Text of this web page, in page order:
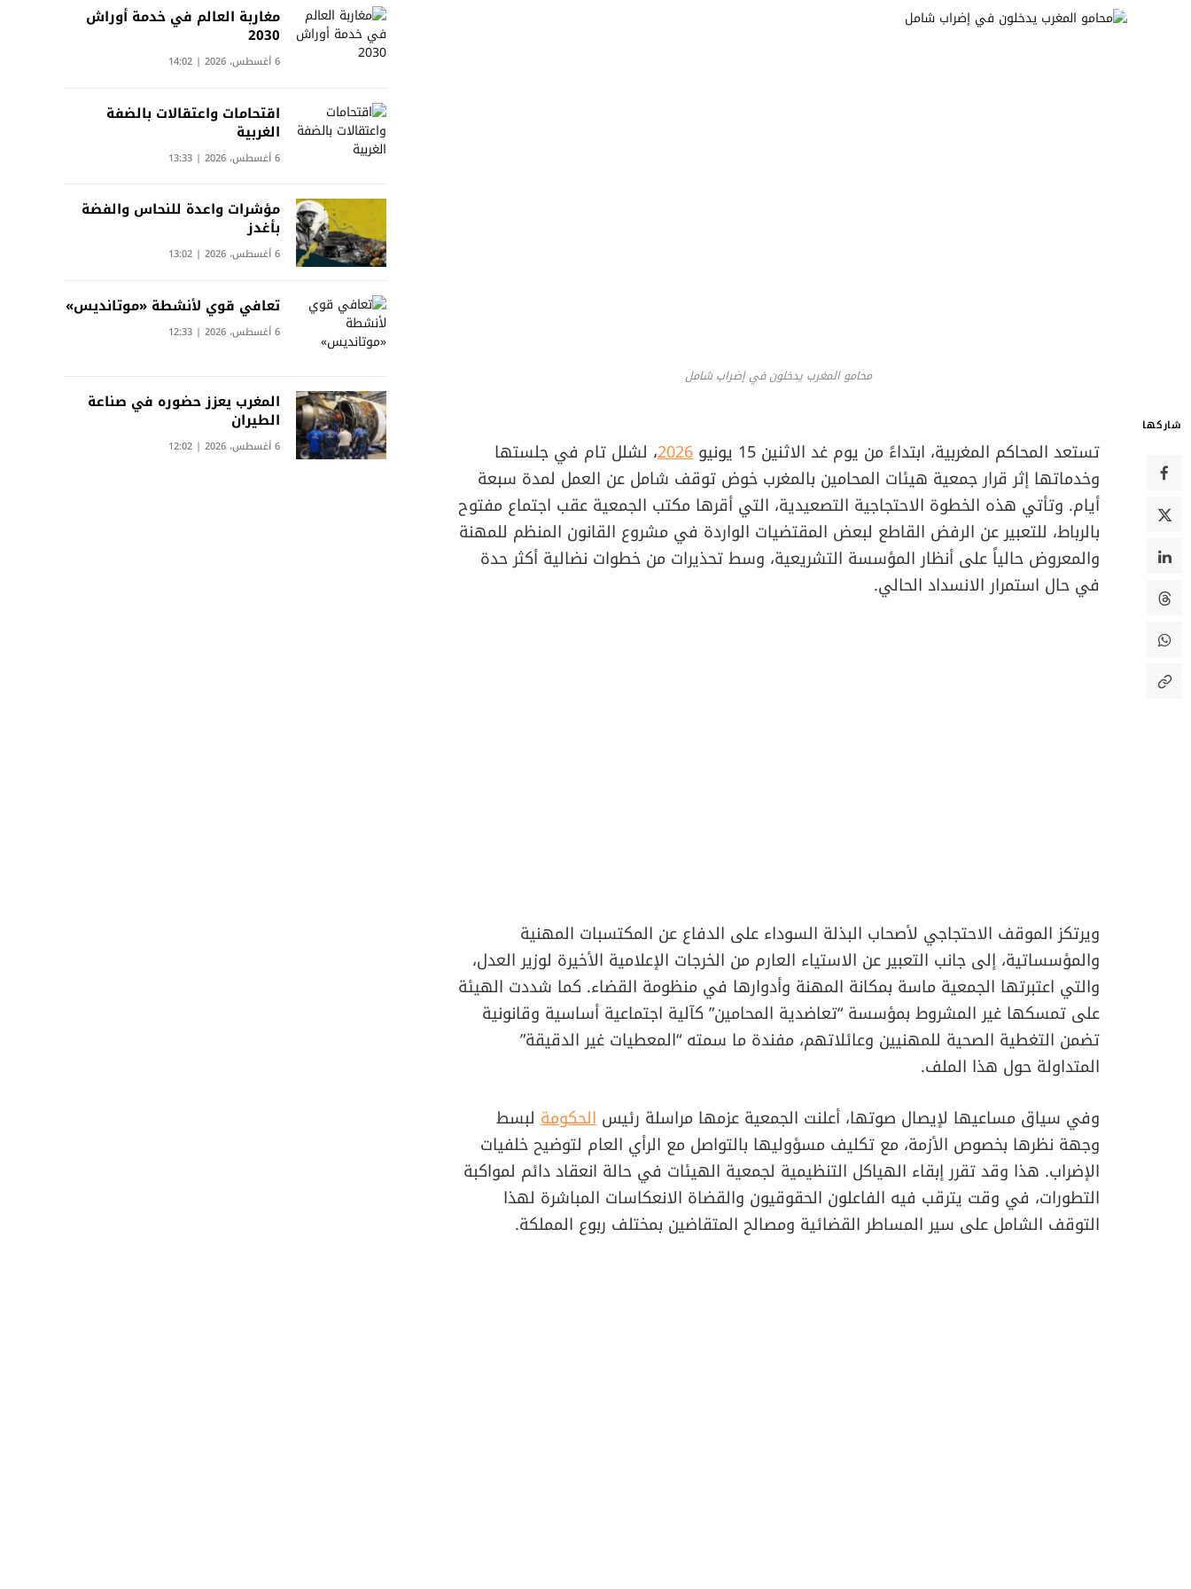
محامو المغرب يدخلون في إضراب شامل
شاركها
​تستعد المحاكم المغربية، ابتداءً من يوم غد الاثنين 15 يونيو 2026، لشلل تام في جلستها
وخدماتها إثر قرار جمعية هيئات المحامين بالمغرب خوض توقف شامل عن العمل لمدة سبعة
أيام. وتأتي هذه الخطوة الاحتجاجية التصعيدية، التي أقرها مكتب الجمعية عقب اجتماع مفتوح
بالرباط، للتعبير عن الرفض القاطع لبعض المقتضيات الواردة في مشروع القانون المنظم للمهنة
والمعروض حالياً على أنظار المؤسسة التشريعية، وسط تحذيرات من خطوات نضالية أكثر حدة
في حال استمرار الانسداد الحالي.
​ويرتكز الموقف الاحتجاجي لأصحاب البذلة السوداء على الدفاع عن المكتسبات المهنية
والمؤسساتية، إلى جانب التعبير عن الاستياء العارم من الخرجات الإعلامية الأخيرة لوزير العدل،
والتي اعتبرتها الجمعية ماسة بمكانة المهنة وأدوارها في منظومة القضاء. كما شددت الهيئة
على تمسكها غير المشروط بمؤسسة “تعاضدية المحامين” كآلية اجتماعية أساسية وقانونية
تضمن التغطية الصحية للمهنيين وعائلاتهم، مفندة ما سمته “المعطيات غير الدقيقة”
المتداولة حول هذا الملف.
​وفي سياق مساعيها لإيصال صوتها، أعلنت الجمعية عزمها مراسلة رئيس الحكومة لبسط
وجهة نظرها بخصوص الأزمة، مع تكليف مسؤوليها بالتواصل مع الرأي العام لتوضيح خلفيات
الإضراب. هذا وقد تقرر إبقاء الهياكل التنظيمية لجمعية الهيئات في حالة انعقاد دائم لمواكبة
التطورات، في وقت يترقب فيه الفاعلون الحقوقيون والقضاة الانعكاسات المباشرة لهذا
التوقف الشامل على سير المساطر القضائية ومصالح المتقاضين بمختلف ربوع المملكة.
مغاربة العالم في خدمة أوراش
2030
6 أغسطس، 2026 | 14:02
اقتحامات واعتقالات بالضفة
الغربية
6 أغسطس، 2026 | 13:33
مؤشرات واعدة للنحاس والفضة
بأغدز
6 أغسطس، 2026 | 13:02
تعافي قوي لأنشطة «موتانديس»
6 أغسطس، 2026 | 12:33
المغرب يعزز حضوره في صناعة
الطيران
6 أغسطس، 2026 | 12:02